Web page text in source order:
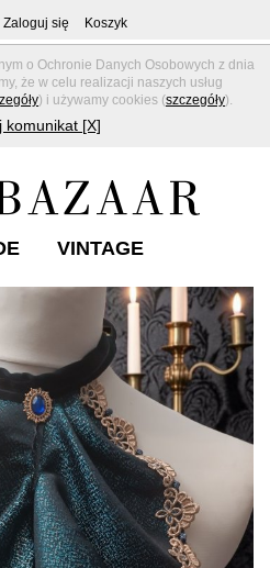
o Ochronie Danych Osobowych z dnia
że w celu realizacji naszych usług
) i używamy cookies (szczegóły).
komunikat [X]
Zaloguj się Koszyk
VINTAGE